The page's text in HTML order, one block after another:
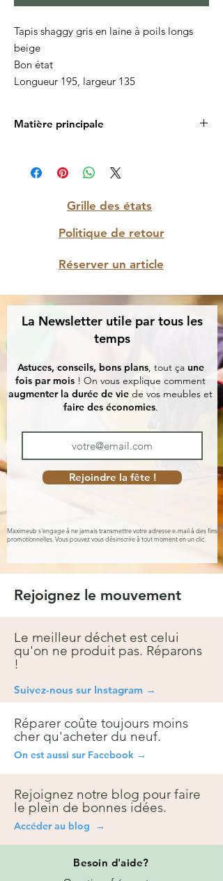
Tapis shaggy gris en laine à poils longs
beige
Bon état
Longueur 195, largeur 135
Matière principale
Grille des états
Politique de retour
Réserver un article
La Newsletter utile par tous les
temps
Astuces, conseils, bons plans, tout ça une
fois par mois ! On vous explique comment
augmenter la durée de vie de vos meubles et
faire des économies.
Rejoindre la fête !
Maximeub s'engage à ne jamais transmettre votre adresse e-mail à des fins
promotionnelles. Vous pouvez vous désinscrire à tout moment en un clic.
Rejoignez le mouvement
Le meilleur déchet est celui
qu'on ne produit pas. Réparons
!
Suivez-nous sur Instagram →
Réparer coûte toujours moins
cher qu'acheter du neuf.
On est aussi sur Facebook →
Rejoignez notre blog pour faire
le plein de bonnes idées.
Accéder au blog →
Besoin d'aide?